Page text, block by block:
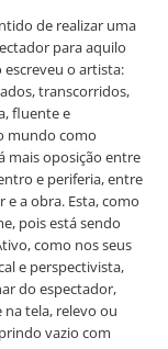
de realizar uma
para aquilo
o artista:
transcorridos,
fluente e
mundo como
mais oposição entre
e periferia, entre
a obra. Esta, como
pois está sendo
como nos seus
e perspectivista,
do espectador,
tela, relevo ou
vazio com